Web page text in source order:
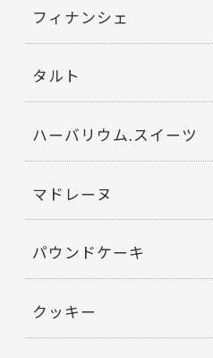
フィナンシェ
タルト
ハーバリウム.スイーツ
マドレーヌ
パウンドケーキ
クッキー